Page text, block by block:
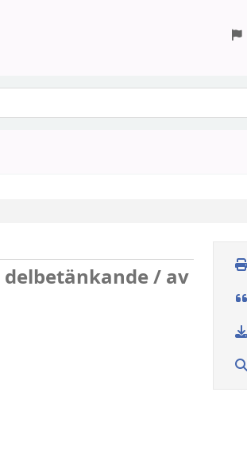
delbetänkande /av